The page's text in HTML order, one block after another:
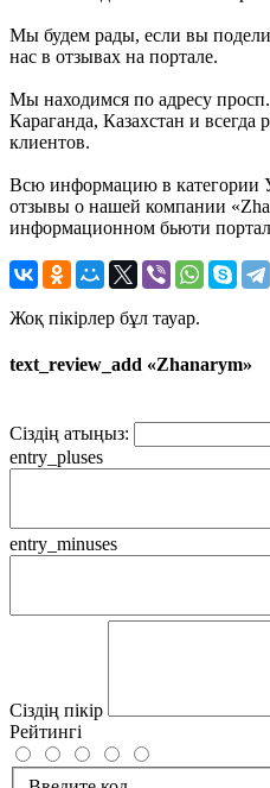
Мы будем рады, если вы
нас в отзывах на портале.
Мы находимся по адресу
Караганда, Казахстан и всегда
клиентов.
Всю информацию в категории
отзывы о нашей компании
информационном бьюти
Жоқ пікірлер бұл тауар.
text_review_add «Zhanarym»
Сіздің атыңыз:
entry_pluses
entry_minuses
Сіздің пікір
Рейтингі